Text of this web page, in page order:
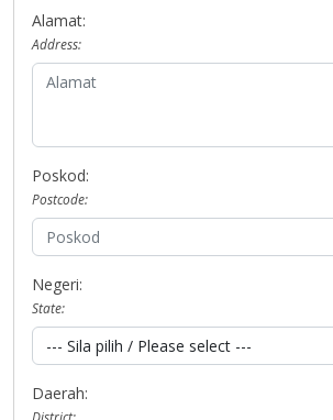
Alamat:
Address:
Poskod:
Postcode:
Negeri:
State:
Daerah: